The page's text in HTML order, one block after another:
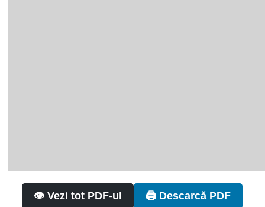
👁️ Vezi tot PDF-ul 🖨️ Descarcă PDF